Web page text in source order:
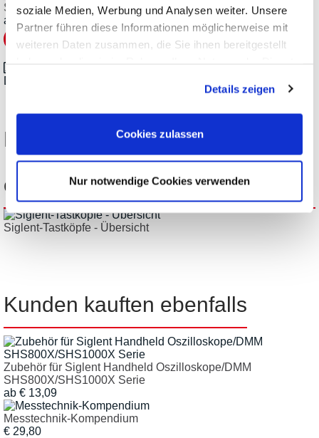
soziale Medien, Werbung und Analysen weiter. Unsere
Partner führen diese Informationen möglicherweise mit
weiteren Daten zusammen, die Sie ihnen bereitgestellt
Details zeigen
Cookies zulassen
Nur notwendige Cookies verwenden
Siglent DPB-Serie aktive, differenzielle Tastköpfe
ab
Datasheet_Siglent_SHS800X_SHS1000X_en.pdf
Diese Produkte könnten Sie
ebenfalls interessieren:
Siglent-Tastköpfe - Übersicht
Kunden kauften ebenfalls
Zubehör für Siglent Handheld Oszilloskope/DMM
SHS800X/SHS1000X Serie
ab € 13,09
Messtechnik-Kompendium
€ 29,80